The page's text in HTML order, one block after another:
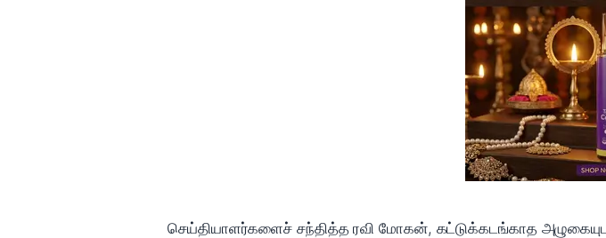
செய்தியாளர்களைச் சந்தித்த ரவி மோகன், கட்டுக்கடங்காத